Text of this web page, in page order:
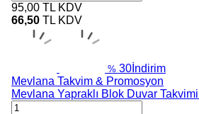
95,00 TL KDV
66,50 TL KDV
% 30 İndirim
Mevlana Takvim & Promosyon
Mevlana Yapraklı Blok Duvar